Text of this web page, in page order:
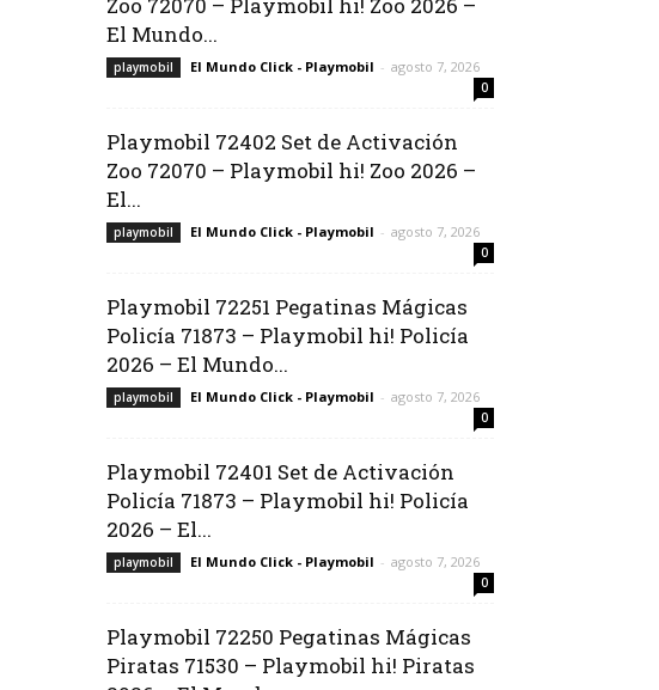
El Mundo...
playmobil El Mundo Click - Playmobil - agosto 7, 2026
0
Playmobil 72402 Set de Activación
Zoo 72070 – Playmobil hi! Zoo 2026 –
El...
playmobil El Mundo Click - Playmobil - agosto 7, 2026
0
Playmobil 72251 Pegatinas Mágicas
Policía 71873 – Playmobil hi! Policía
2026 – El Mundo...
playmobil El Mundo Click - Playmobil - agosto 7, 2026
0
Playmobil 72401 Set de Activación
Policía 71873 – Playmobil hi! Policía
2026 – El...
playmobil El Mundo Click - Playmobil - agosto 7, 2026
0
Playmobil 72250 Pegatinas Mágicas
Piratas 71530 – Playmobil hi! Piratas